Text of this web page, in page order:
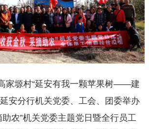
家塬村“延安有我一颗苹果树——建
安分行机关党委、工会、团委举办
农”机关党委主题党日暨全行员工